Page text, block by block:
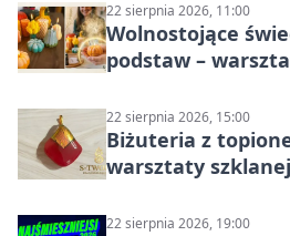
22 sierpnia 2026, 11:00
Wolnostojące
podstaw –
22 sierpnia 2026, 15:00
Biżuteria z
warsztaty
22 sierpnia 2026, 19:00